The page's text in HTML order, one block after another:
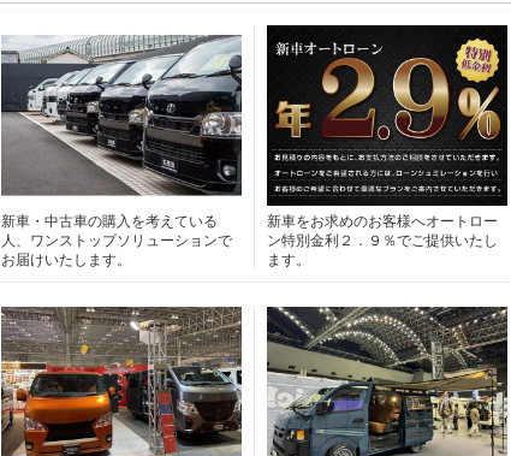
新車・中古車の購入を考えている
人、ワンストップソリューションで
お届けいたします。
新車をお求めのお客様へオートロー
ン特別金利２．９％でご提供いたし
ます。